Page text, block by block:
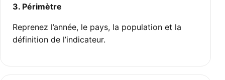
3. Périmètre
Reprenez l’année, le pays, la population et la
définition de l’indicateur.